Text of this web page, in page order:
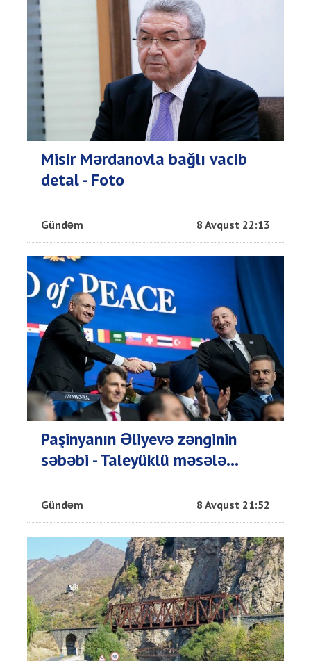
Misir Mərdanovla bağlı vacib
detal - Foto
Gündəm 8 Avqust 22:13
Paşinyanın Əliyevə zənginin
səbəbi - Taleyüklü məsələ...
Gündəm 8 Avqust 21:52